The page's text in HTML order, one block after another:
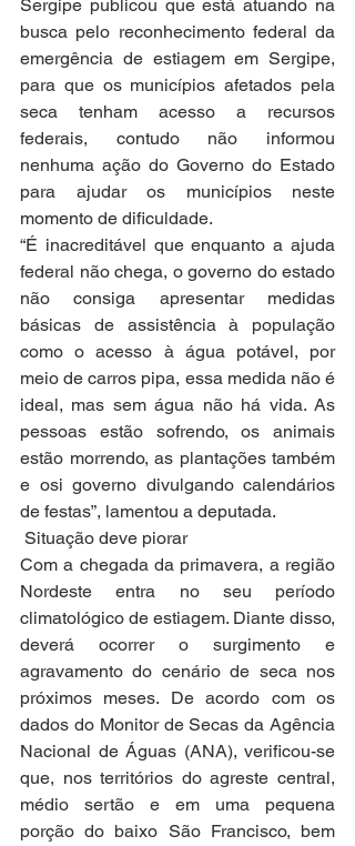
Sergipe publicou que está atuando na
busca pelo reconhecimento federal da
emergência de estiagem em Sergipe,
para que os municípios afetados pela
seca tenham acesso a recursos
federais, contudo não informou
nenhuma ação do Governo do Estado
para ajudar os municípios neste
momento de dificuldade.
“É inacreditável que enquanto a ajuda
federal não chega, o governo do estado
não consiga apresentar medidas
básicas de assistência à população
como o acesso à água potável, por
meio de carros pipa, essa medida não é
ideal, mas sem água não há vida. As
pessoas estão sofrendo, os animais
estão morrendo, as plantações também
e osi governo divulgando calendários
de festas”, lamentou a deputada.
Situação deve piorar
Com a chegada da primavera, a região
Nordeste entra no seu período
climatológico de estiagem. Diante disso,
deverá ocorrer o surgimento e
agravamento do cenário de seca nos
próximos meses. De acordo com os
dados do Monitor de Secas da Agência
Nacional de Águas (ANA), verificou-se
que, nos territórios do agreste central,
médio sertão e em uma pequena
porção do baixo São Francisco, bem